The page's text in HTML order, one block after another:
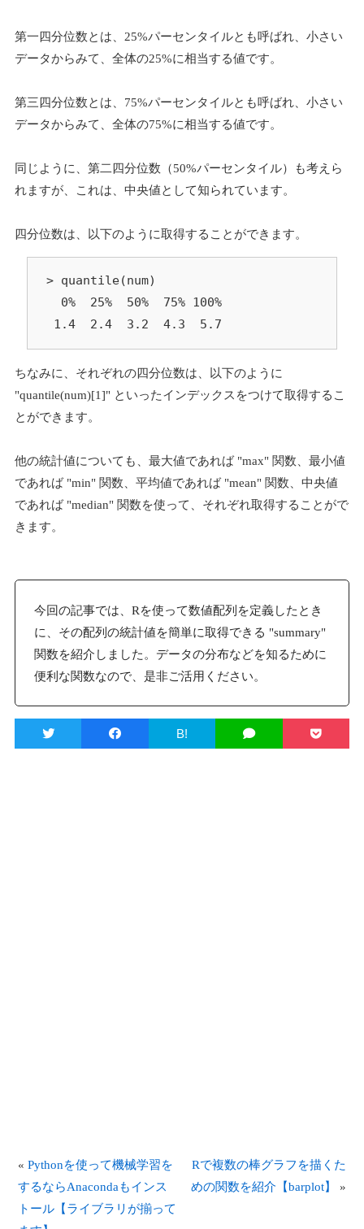
第一四分位数とは、25%パーセンタイルとも呼ばれ、小さい
データからみて、全体の25%に相当する値です。
第三四分位数とは、75%パーセンタイルとも呼ばれ、小さい
データからみて、全体の75%に相当する値です。
同じように、第二四分位数（50%パーセンタイル）も考えら
れますが、これは、中央値として知られています。
四分位数は、以下のように取得することができます。
> quantile(num)
1.4  2.4  3.2  4.3  5.7
ちなみに、それぞれの四分位数は、以下のように
"quantile(num)[1]" といったインデックスをつけて取得するこ
とができます。
他の統計値についても、最大値であれば "max" 関数、最小値
であれば "min" 関数、平均値であれば "mean" 関数、中央値
であれば "median" 関数を使って、それぞれ取得することがで
きます。
今回の記事では、Rを使って数値配列を定義したとき
に、その配列の統計値を簡単に取得できる "summary"
関数を紹介しました。データの分布などを知るために
便利な関数なので、是非ご活用ください。
B!
«Pythonを使って機械学習を
するならAnacondaもインス
トール【ライブラリが揃って
Rで複数の棒グラフを描くた
めの関数を紹介【barplot】
»